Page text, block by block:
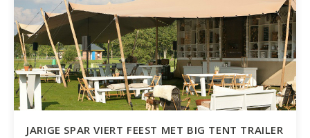
JARIGE SPAR VIERT FEEST MET BIG TENT TRAILER